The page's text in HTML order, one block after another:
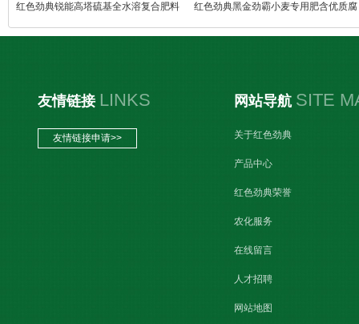
红色劲典锐能高塔硫基全水溶复合肥料
红色劲典黑金劲霸小麦专用肥含优质腐
友情链接 LINKS
友情链接申请>>
网站导航 SITE
关于红色劲典
产品中心
红色劲典荣誉
农化服务
在线留言
人才招聘
网站地图